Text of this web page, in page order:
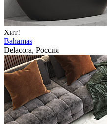
Хит!
Bahamas
Delacora, Россия